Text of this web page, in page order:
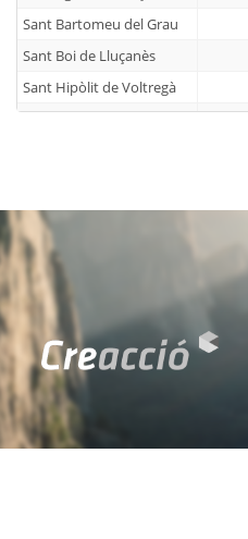
Sant Bartomeu del Grau
Sant Boi de Lluçanès
Sant Hipòlit de Voltregà
Sant Julià de Vilatorta
Sant Pere de Torelló
Sant Quirze de Besora
Sant Sadurní d'Osormort
Sant Vicenç de Torelló
Santa Cecília de Voltregà
Santa Eugènia de Berga
Santa Eulàlia de Riuprimer
Santa Maria de Besora